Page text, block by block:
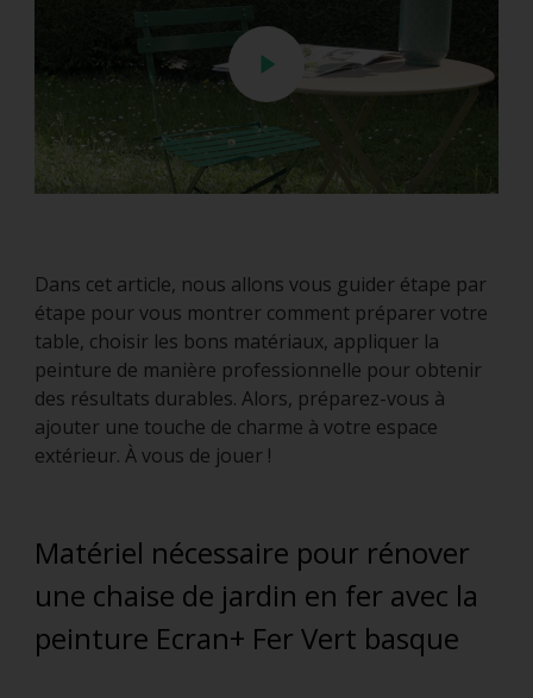
Dans cet article, nous allons vous guider étape par
étape pour vous montrer comment préparer votre
table, choisir les bons matériaux, appliquer la
peinture de manière professionnelle pour obtenir
des résultats durables. Alors, préparez-vous à
ajouter une touche de charme à votre espace
extérieur. À vous de jouer !
Matériel nécessaire pour rénover
une chaise de jardin en fer avec la
peinture Ecran+ Fer Vert basque